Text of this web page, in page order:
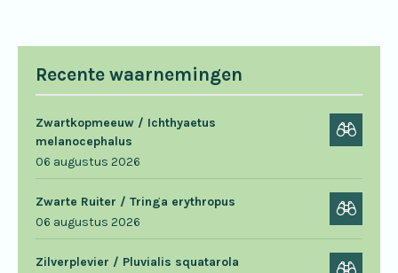
Recente waarnemingen
Zwartkopmeeuw / Ichthyaetus
melanocephalus
06 augustus 2026
Zwarte Ruiter / Tringa erythropus
06 augustus 2026
Zilverplevier / Pluvialis squatarola